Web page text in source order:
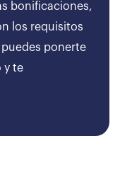
bonificaciones,
los requisitos
ponerte
y te